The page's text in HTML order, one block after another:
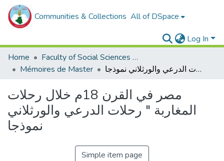
Communities & Collections All of DSpace
Log In
Home
Faculty of Social Sciences and Humanities
Mémoires de Master
مصر في القرن 18م خلال رحلات المغاربة " رحلات الدرعي والورثلاني نموذجا
مصر في القرن 18م خلال رحلات
المغاربة " رحلات الدرعي والورثلاني
نموذجا
Simple item page